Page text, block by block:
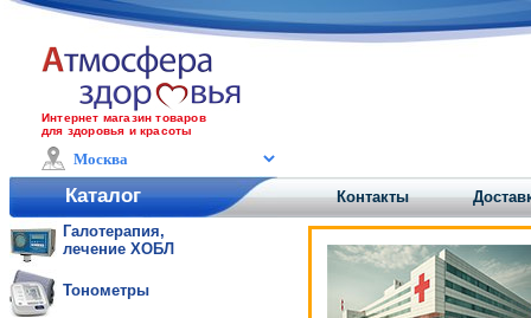
Интернет магазин товаров
для здоровья и красоты
Каталог Контакты
Галотерапия,
лечение ХОБЛ
Тонометры